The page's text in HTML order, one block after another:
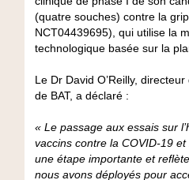
(quatre souches) contre la
NCT04439695), qui utilise la
technologique basée sur la
Le Dr David O’Reilly,
de BAT, a déclaré :
« Le passage aux essais sur
vaccins contre la COVID-19
une étape importante et
nous avons déployés pour